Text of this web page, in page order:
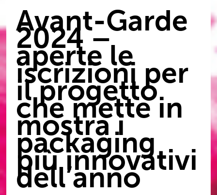
Avant-Garde
2024 –
aperte le
iscrizioni per
il progetto
che mette in
mostra i
packaging
più innovativi
dell’anno